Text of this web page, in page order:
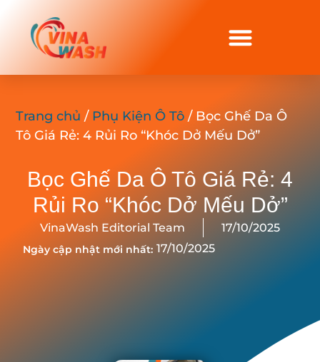
Trang chủ / Phụ Kiện Ô Tô / Bọc Ghế Da Ô
Tô Giá Rẻ: 4 Rủi Ro “Khóc Dở Mếu Dở”
Bọc Ghế Da Ô Tô Giá Rẻ: 4
Rủi Ro “Khóc Dở Mếu Dở”
VinaWash Editorial Team 17/10/2025
Ngày cập nhật mới nhất: 17/10/2025